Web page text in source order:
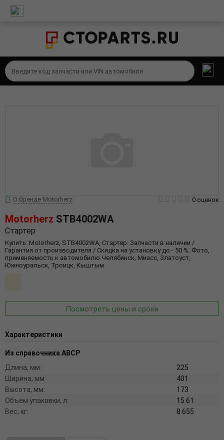
О бренде Motorherz 0 оценок
Motorherz STB4002WA
Стартер
Купить: Motorherz, STB4002WA, Стартер. Запчасти в наличии /
Гарантия от производителя / Скидка на установку до - 50 %. Фото,
применяемость к автомобилю.Челябинск, Миасс, Златоуст,
Южноуральск, Троицк, Кыштым
Посмотреть цены и сроки
Характеристики
Из справочника ABCP
Длина, мм:
225
Ширина, мм:
401
Высота, мм:
173
Объем упаковки, л:
15.61
Вес, кг:
8.655